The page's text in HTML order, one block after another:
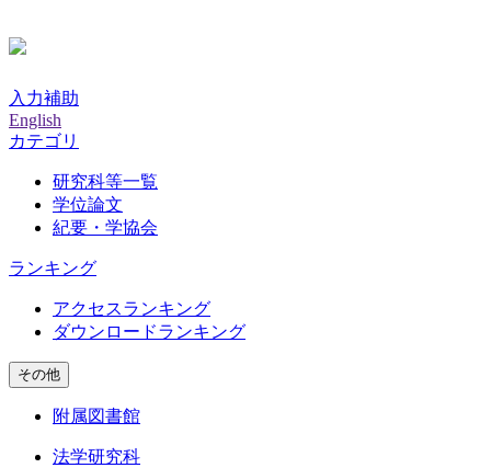
入力補助
English
カテゴリ
研究科等一覧
学位論文
紀要・学協会
ランキング
アクセスランキング
ダウンロードランキング
その他
附属図書館
法学研究科